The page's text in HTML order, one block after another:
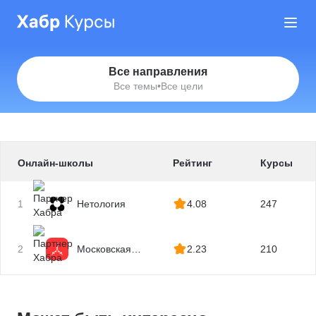
Все направления
Все темы•Все цели
Онлайн-школы Рейтинг Курсы
1 Нетология 4.08 247
2
Московская
2.23 210